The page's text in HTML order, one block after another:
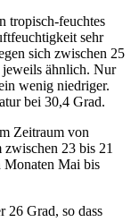
tropisch-feuchtes
sehr
sich zwischen 25
jeweils ähnlich. Nur
wenig niedriger.
bei 30,4 Grad.
Zeitraum von
23 bis 21
Monaten Mai bis
26 Grad, so dass